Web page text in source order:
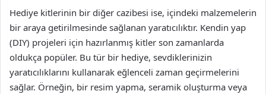
Hediye kitlerinin bir diğer cazibesi ise, içindeki malzemelerin
bir araya getirilmesinde sağlanan yaratıcılıktır. Kendin yap
(DIY) projeleri için hazırlanmış kitler son zamanlarda
oldukça popüler. Bu tür bir hediye, sevdiklerinizin
yaratıcılıklarını kullanarak eğlenceli zaman geçirmelerini
sağlar. Örneğin, bir resim yapma, seramik oluşturma veya